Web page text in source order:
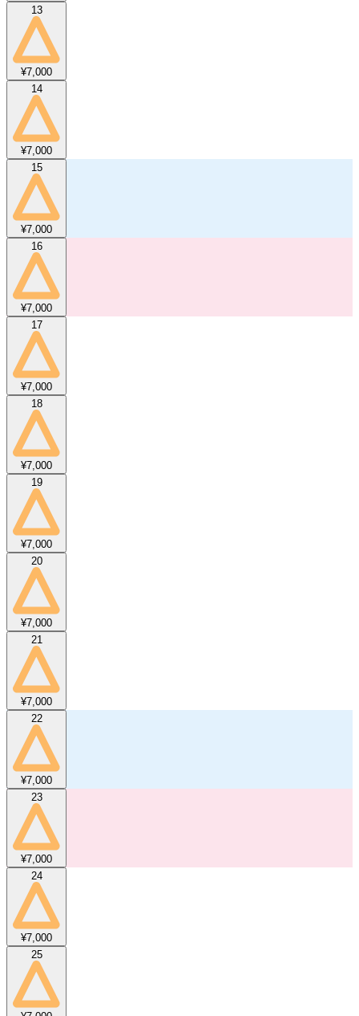
13
¥7,000
14
¥7,000
15
¥7,000
16
¥7,000
17
¥7,000
18
¥7,000
19
¥7,000
20
¥7,000
21
¥7,000
22
¥7,000
23
¥7,000
24
¥7,000
25